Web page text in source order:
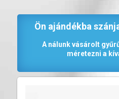
Ön ajándékba
A nálunk vásárolt
méretezni a